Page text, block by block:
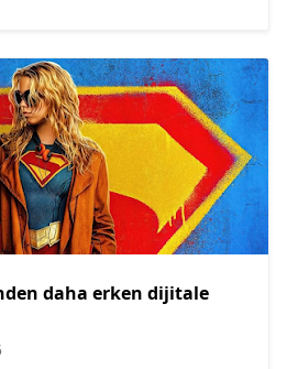
daha erken dijitale